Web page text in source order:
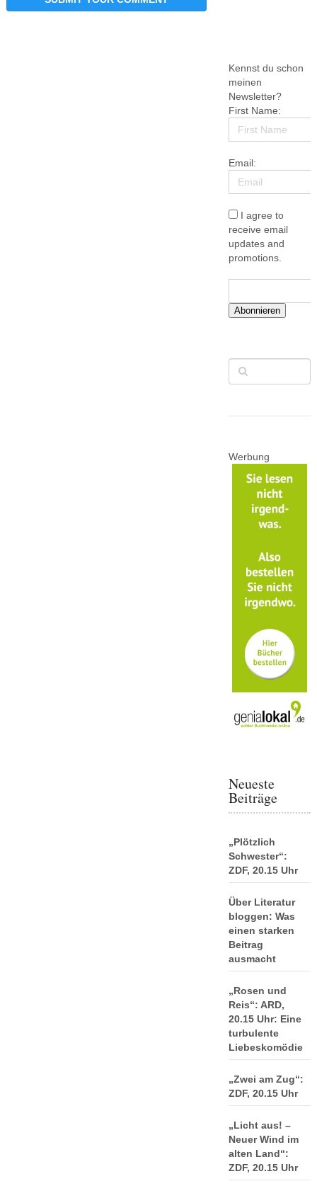
Kennst du schon
meinen
Newsletter?
First Name:
Email:
I agree to
receive email
updates and
promotions.
Abonnieren
Werbung
Neueste
Beiträge
„Plötzlich
Schwester“:
ZDF, 20.15 Uhr
Über Literatur
bloggen: Was
einen starken
Beitrag
ausmacht
„Rosen und
Reis“: ARD,
20.15 Uhr: Eine
turbulente
Liebeskomödie
„Zwei am Zug“:
ZDF, 20.15 Uhr
„Licht aus! –
Neuer Wind im
alten Land“:
ZDF, 20.15 Uhr